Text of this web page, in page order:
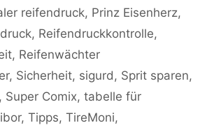
reifendruck, Prinz Eisenherz,
, Reifendruckkontrolle,
, Reifenwächter
, Sicherheit, sigurd , Sprit sparen,
, Super Comix, tabelle für
, Tipps, TireMoni,